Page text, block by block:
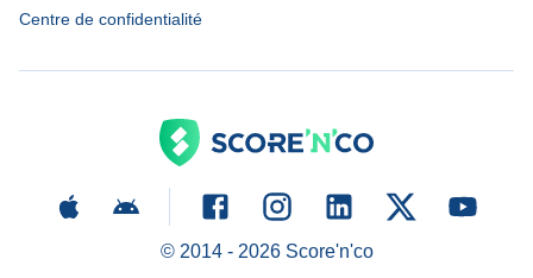
Centre de confidentialité
© 2014 - 2026Score'n'co